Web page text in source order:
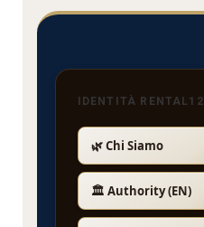
IDENTITÀ RENTAL12
🌿 Chi Siamo
🏛️ Authority (EN)